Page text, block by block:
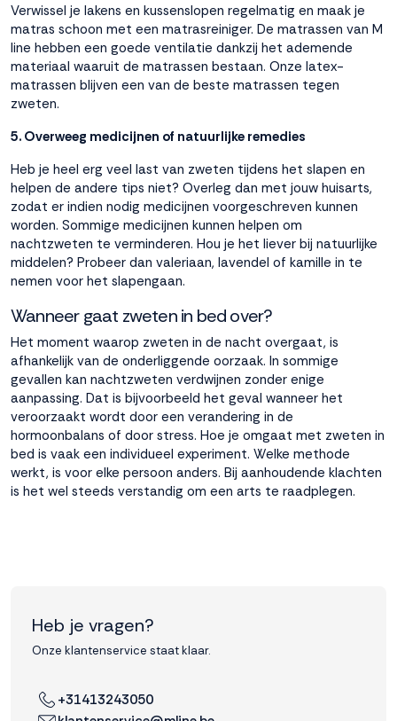
Verwissel je lakens en kussenslopen regelmatig en maak je
matras schoon met een matrasreiniger. De matrassen van M
line hebben een goede ventilatie dankzij het ademende
materiaal waaruit de matrassen bestaan. Onze latex-
matrassen blijven een van de beste matrassen tegen
zweten.
5. Overweeg medicijnen of natuurlijke remedies
Heb je heel erg veel last van zweten tijdens het slapen en
helpen de andere tips niet? Overleg dan met jouw huisarts,
zodat er indien nodig medicijnen voorgeschreven kunnen
worden. Sommige medicijnen kunnen helpen om
nachtzweten te verminderen. Hou je het liever bij natuurlijke
middelen? Probeer dan valeriaan, lavendel of kamille in te
nemen voor het slapengaan.
Wanneer gaat zweten in bed over?
Het moment waarop zweten in de nacht overgaat, is
afhankelijk van de onderliggende oorzaak. In sommige
gevallen kan nachtzweten verdwijnen zonder enige
aanpassing. Dat is bijvoorbeeld het geval wanneer het
veroorzaakt wordt door een verandering in de
hormoonbalans of door stress. Hoe je omgaat met zweten in
bed is vaak een individueel experiment. Welke methode
werkt, is voor elke persoon anders. Bij aanhoudende klachten
is het wel steeds verstandig om een arts te raadplegen.
Heb je vragen?
Onze klantenservice staat klaar.
+31413243050